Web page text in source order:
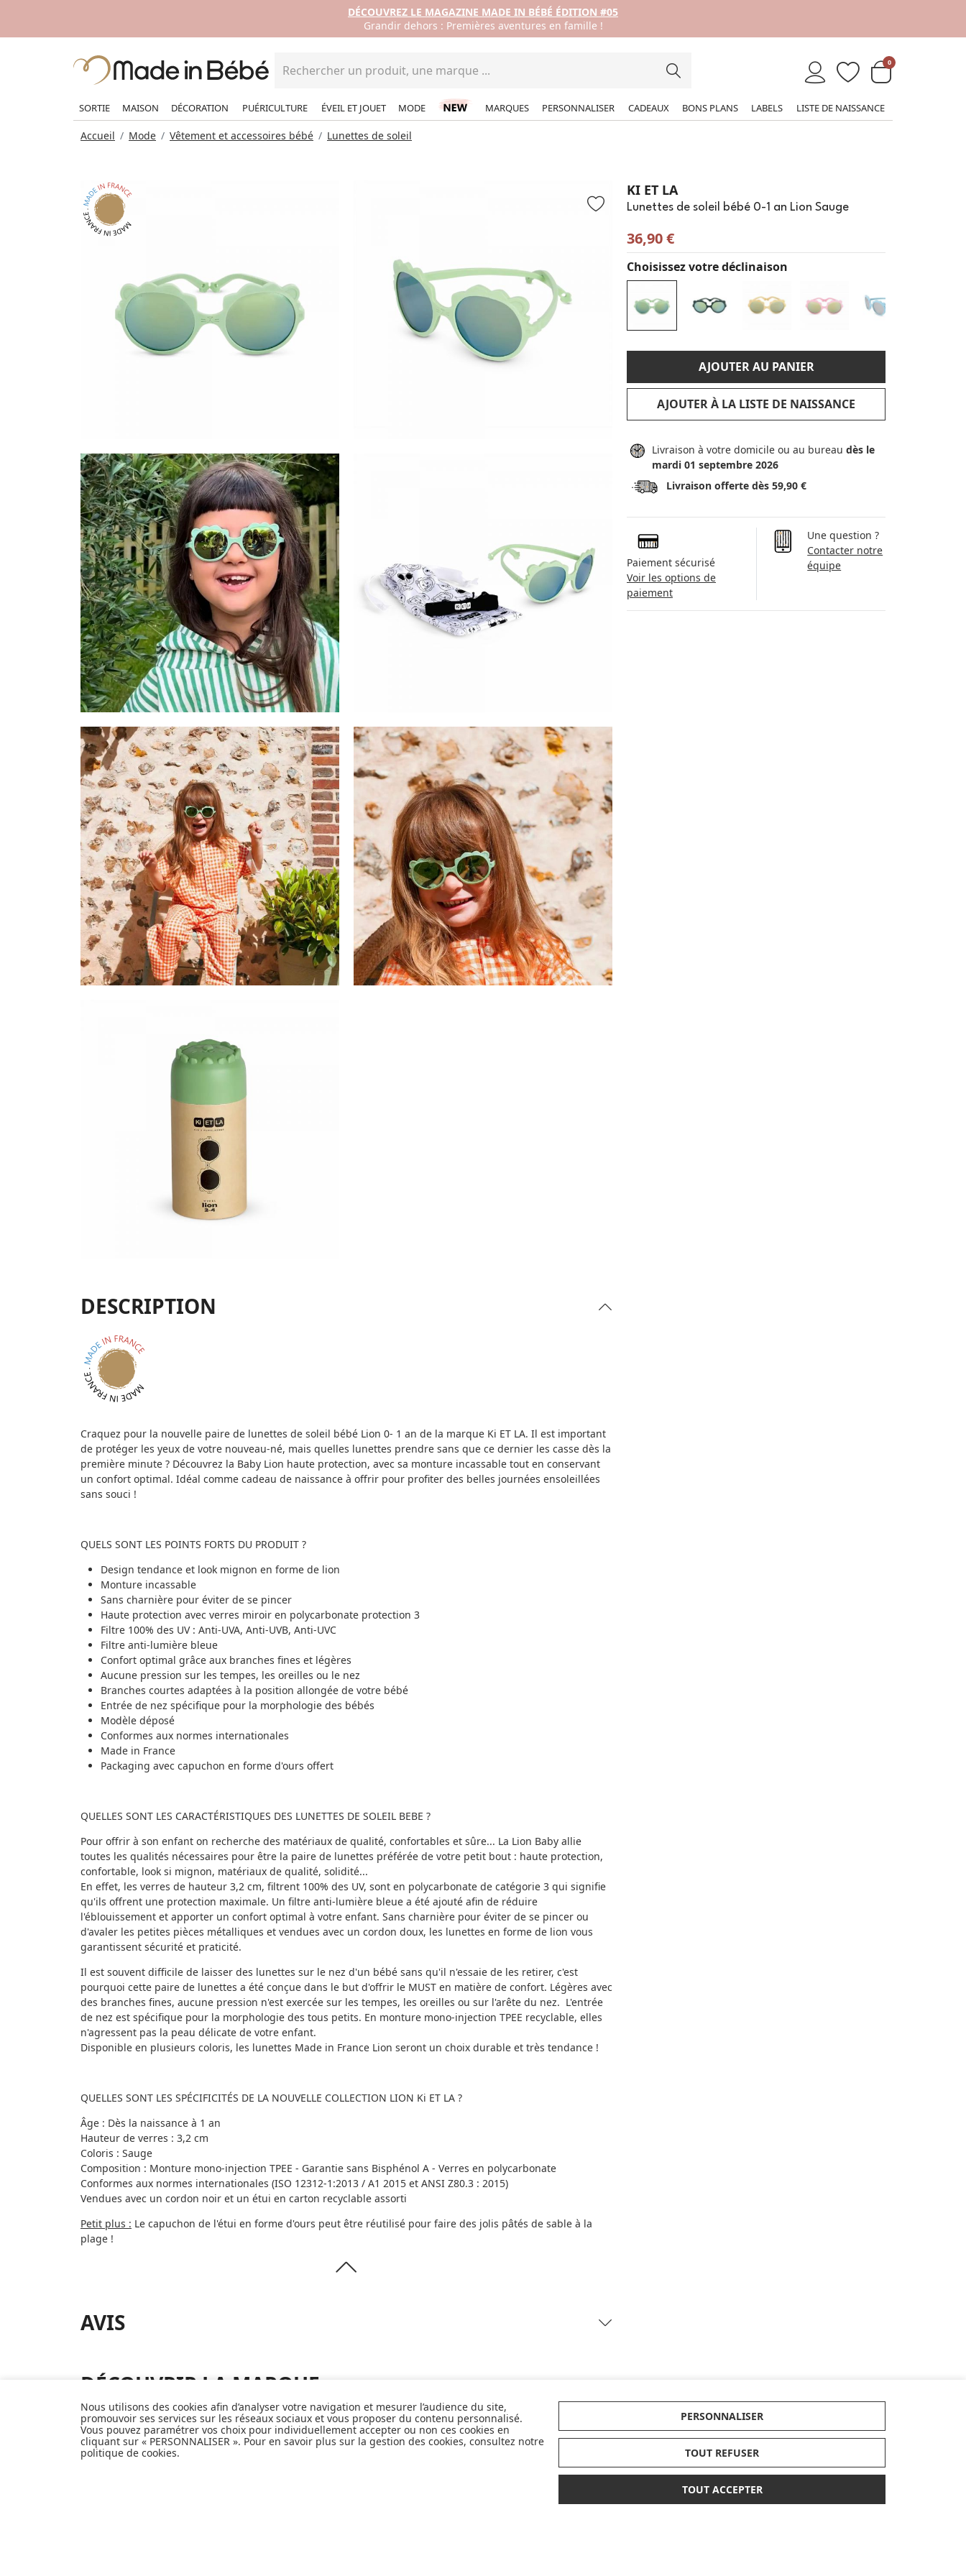
DÉCOUVREZ LE MAGAZINE MADE IN BÉBÉ ÉDITION #05
Grandir dehors : Premières aventures en famille !
0
SORTIE MAISON DÉCORATION PUÉRICULTURE ÉVEIL ET JOUET MODE MARQUES PERSONNALISER CADEAUX BONS PLANS LABELS LISTE DE NAISSANCE
Accueil Mode Vêtement et accessoires bébé Lunettes de soleil
KI ET LA
Lunettes de soleil bébé 0-1 an Lion Sauge
36,90 €
Choisissez votre déclinaison
AJOUTER AU PANIER
AJOUTER À LA LISTE DE NAISSANCE
Livraison à votre domicile ou au bureaudès le
mardi 01 septembre 2026
Livraison offerte dès 59,90 €
Paiement sécurisé
Voir les options de
paiement
Une question ?
Contacter notre
équipe
DESCRIPTION
Craquez pour la nouvelle paire de lunettes de soleil bébé Lion 0- 1 an de la marque Ki ET LA. Il est important
de protéger les yeux de votre nouveau-né, mais quelles lunettes prendre sans que ce dernier les casse dès la
première minute ? Découvrez la Baby Lion haute protection, avec sa monture incassable tout en conservant
un confort optimal. Idéal comme cadeau de naissance à offrir pour profiter des belles journées ensoleillées
sans souci !
QUELS SONT LES POINTS FORTS DU PRODUIT ?
Design tendance et look mignon en forme de lion
Monture incassable
Sans charnière pour éviter de se pincer
Haute protection avec verres miroir en polycarbonate protection 3
Filtre 100% des UV : Anti-UVA, Anti-UVB, Anti-UVC
Filtre anti-lumière bleue
Confort optimal grâce aux branches fines et légères
Aucune pression sur les tempes, les oreilles ou le nez
Branches courtes adaptées à la position allongée de votre bébé
Entrée de nez spécifique pour la morphologie des bébés
Modèle déposé
Conformes aux normes internationales
Made in France
Packaging avec capuchon en forme d'ours offert
QUELLES SONT LES CARACTÉRISTIQUES DES LUNETTES DE SOLEIL BEBE ?
Pour offrir à son enfant on recherche des matériaux de qualité, confortables et sûre... La Lion Baby allie
toutes les qualités nécessaires pour être la paire de lunettes préférée de votre petit bout : haute protection,
confortable, look si mignon, matériaux de qualité, solidité...
En effet, les verres de hauteur 3,2 cm, filtrent 100% des UV, sont en polycarbonate de catégorie 3 qui signifie
qu'ils offrent une protection maximale. Un filtre anti-lumière bleue a été ajouté afin de réduire
l'éblouissement et apporter un confort optimal à votre enfant. Sans charnière pour éviter de se pincer ou
d'avaler les petites pièces métalliques et vendues avec un cordon doux, les lunettes en forme de lion vous
garantissent sécurité et praticité.
Il est souvent difficile de laisser des lunettes sur le nez d'un bébé sans qu'il n'essaie de les retirer, c'est
pourquoi cette paire de lunettes a été conçue dans le but d'offrir le MUST en matière de confort. Légères avec
des branches fines, aucune pression n'est exercée sur les tempes, les oreilles ou sur l'arête du nez. L'entrée
de nez est spécifique pour la morphologie des tous petits. En monture mono-injection TPEE recyclable, elles
n'agressent pas la peau délicate de votre enfant.
Disponible en plusieurs coloris, les lunettes Made in France Lion seront un choix durable et très tendance !
QUELLES SONT LES SPÉCIFICITÉS DE LA NOUVELLE COLLECTION LION Ki ET LA ?
Âge : Dès la naissance à 1 an
Hauteur de verres : 3,2 cm
Coloris : Sauge
Composition : Monture mono-injection TPEE - Garantie sans Bisphénol A - Verres en polycarbonate
Conformes aux normes internationales (ISO 12312-1:2013 / A1 2015 et ANSI Z80.3 : 2015)
Vendues avec un cordon noir et un étui en carton recyclable assorti
Petit plus : Le capuchon de l'étui en forme d'ours peut être réutilisé pour faire des jolis pâtés de sable à la
plage !
AVIS
DÉCOUVRIR LA MARQUE
C'est en 2010 que la marque Ki ET LA a vu le jour ! Spécialisés dans la protection
solaire, ils proposent des lunettes de soleil de la naissance jusqu'à 6 ans. Elles
protègeront les yeux fragiles de votre enfant des rayons de soleil. Les lunettes Ki
sont les accessoires
Nous utilisons des cookies afin d’analyser votre navigation et mesurer l’audience du site,
promouvoir ses services sur les réseaux sociaux et vous proposer du contenu personnalisé.
Vous pouvez paramétrer vos choix pour individuellement accepter ou non ces cookies en
cliquant sur « PERSONNALISER ». Pour en savoir plus sur la gestion des cookies, consultez notre
politique de cookies.
PERSONNALISER
TOUT REFUSER
TOUT ACCEPTER